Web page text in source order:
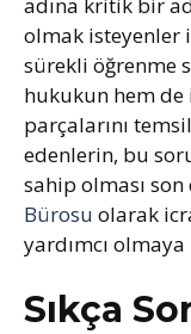
olmak isteyenler
sürekli öğrenme
hukukun hem
parçalarını
edenlerin, bu
sahip olması
Bürosu olarak
yardımcı olmaya
Sıkça